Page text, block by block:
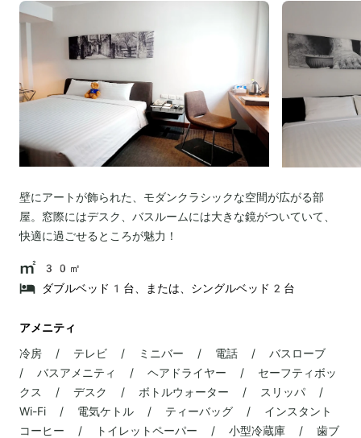
壁にアートが飾られた、モダンクラシックな空間が広がる部
屋。窓際にはデスク、バスルームには大きな鏡がついていて、
快適に過ごせるところが魅力！
30㎡
ダブルベッド1台、または、シングルベッド2台
アメニティ
冷房 / テレビ / ミニバー / 電話 / バスローブ
/ バスアメニティ / ヘアドライヤー / セーフティボッ
クス / デスク / ボトルウォーター / スリッパ /
Wi-Fi / 電気ケトル / ティーバッグ / インスタント
コーヒー / トイレットペーパー / 小型冷蔵庫 / 歯ブ